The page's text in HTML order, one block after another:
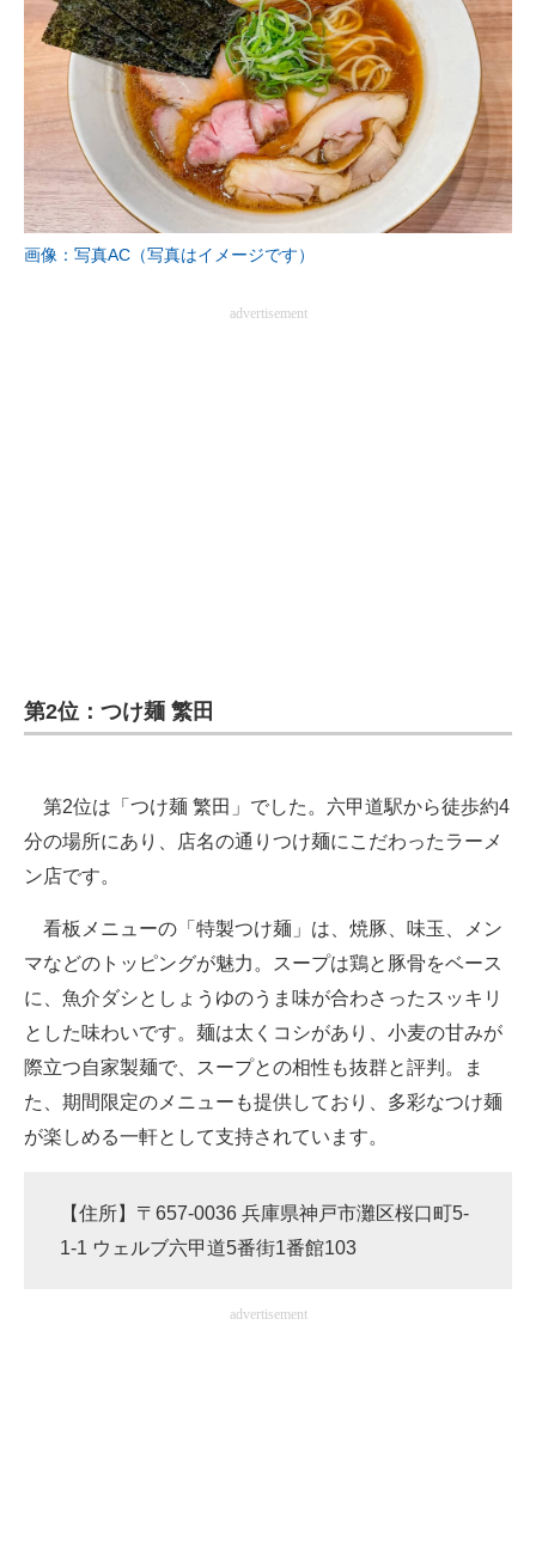
画像：写真AC（写真はイメージです）
advertisement
第2位：つけ麺 繁田
第2位は「つけ麺 繁田」でした。六甲道駅から徒歩約4
分の場所にあり、店名の通りつけ麺にこだわったラーメ
ン店です。
看板メニューの「特製つけ麺」は、焼豚、味玉、メン
マなどのトッピングが魅力。スープは鶏と豚骨をベース
に、魚介ダシとしょうゆのうま味が合わさったスッキリ
とした味わいです。麺は太くコシがあり、小麦の甘みが
際立つ自家製麺で、スープとの相性も抜群と評判。ま
た、期間限定のメニューも提供しており、多彩なつけ麺
が楽しめる一軒として支持されています。
【住所】〒657-0036 兵庫県神戸市灘区桜口町5-
1-1 ウェルブ六甲道5番街1番館103
advertisement